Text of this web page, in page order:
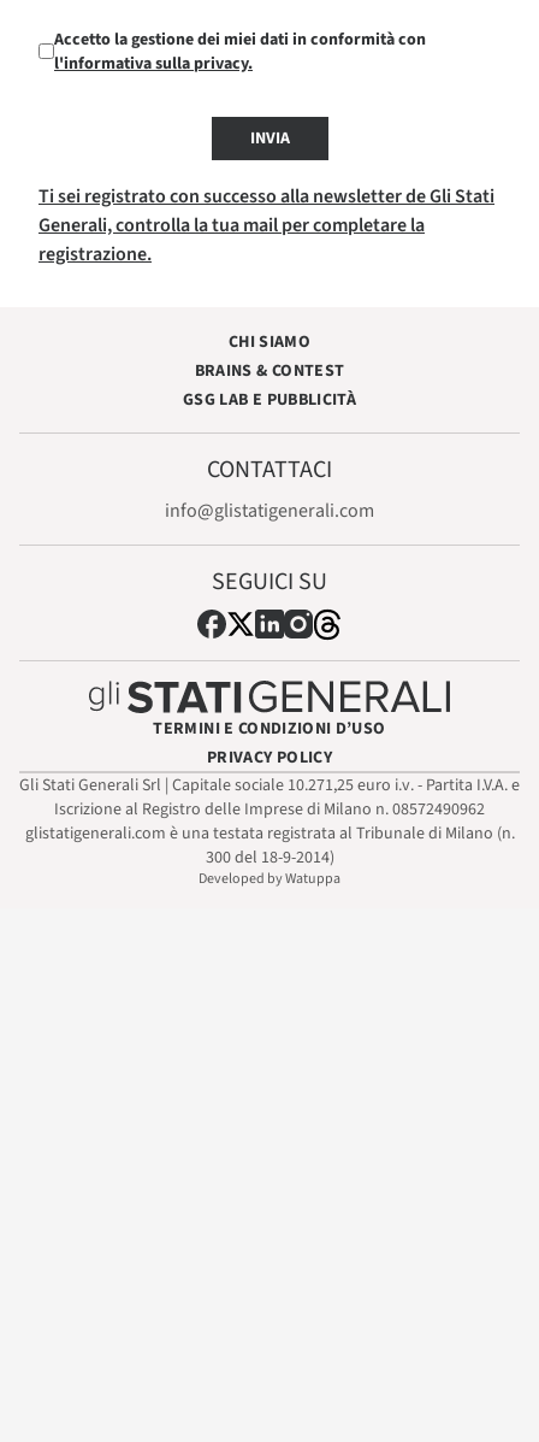
Accetto la gestione dei miei dati in conformità con
l'informativa sulla privacy.
INVIA
Ti sei registrato con successo alla newsletter de Gli Stati
Generali, controlla la tua mail per completare la
registrazione.
CHI SIAMO
BRAINS & CONTEST
GSG LAB E PUBBLICITÀ
CONTATTACI
info@glistatigenerali.com
SEGUICI SU
TERMINI E CONDIZIONI D’USO
PRIVACY POLICY
Gli Stati Generali Srl | Capitale sociale 10.271,25 euro i.v. - Partita I.V.A. e
Iscrizione al Registro delle Imprese di Milano n. 08572490962
glistatigenerali.com è una testata registrata al Tribunale di Milano (n.
300 del 18-9-2014)
Developed by Watuppa